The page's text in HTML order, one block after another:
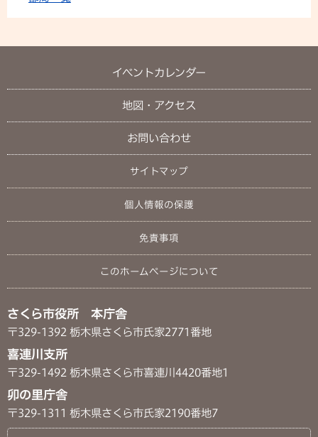
イベントカレンダー
地図・アクセス
お問い合わせ
サイトマップ
個人情報の保護
免責事項
このホームページについて
さくら市役所 本庁舎
〒329-1392 栃木県さくら市氏家2771番地
喜連川支所
〒329-1492 栃木県さくら市喜連川4420番地1
卯の里庁舎
〒329-1311 栃木県さくら市氏家2190番地7